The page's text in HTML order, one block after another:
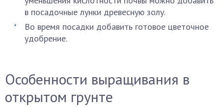
в посадочные лунки древесную золу.
Во время посадки добавить готовое цветочное
удобрение.
Особенности выращивания в
открытом грунте